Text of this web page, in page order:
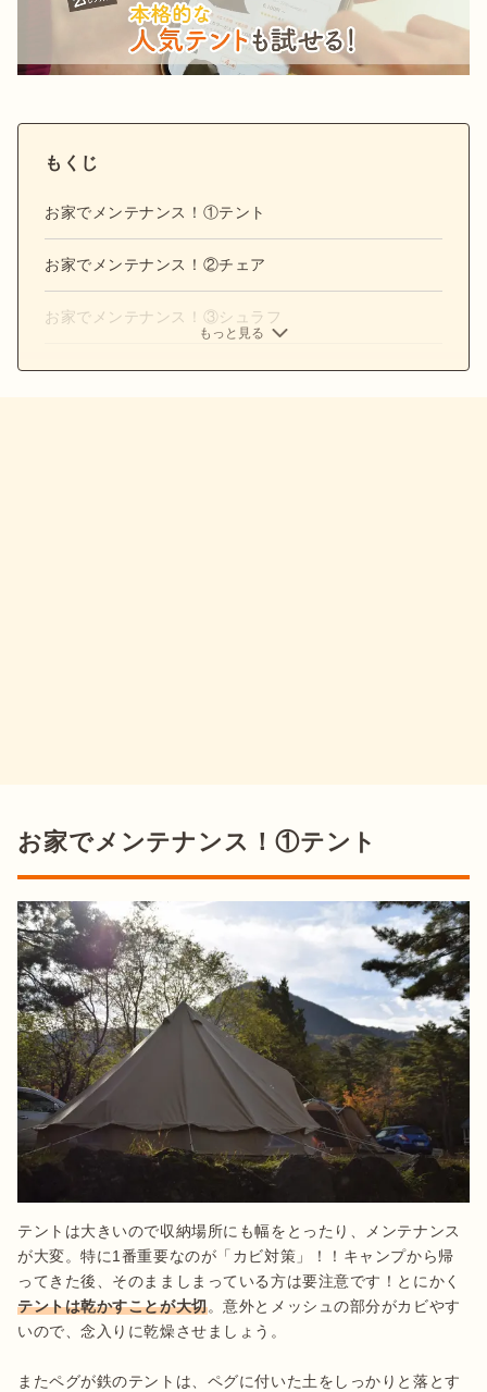
もくじ
お家でメンテナンス！①テント
お家でメンテナンス！②チェア
お家でメンテナンス！③シュラフ
もっと見る
お家でメンテナンス！①テント
テントは大きいので収納場所にも幅をとったり、メンテナンス
が大変。特に1番重要なのが「カビ対策」！！キャンプから帰
ってきた後、そのまましまっている方は要注意です！とにかく
テントは乾かすことが大切。意外とメッシュの部分がカビやす
いので、念入りに乾燥させましょう。
またペグが鉄のテントは、ペグに付いた土をしっかりと落とす